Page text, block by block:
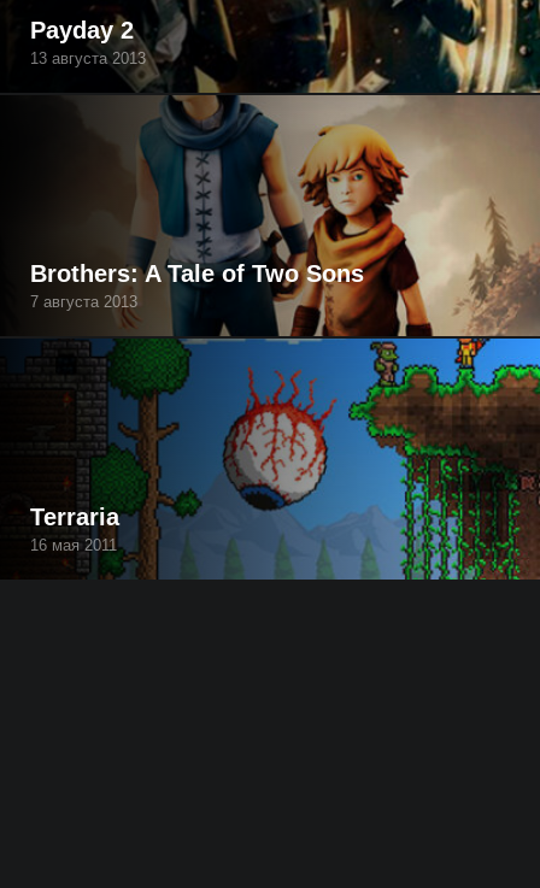
Payday 2
13 августа 2013
Brothers: A Tale of Two Sons
7 августа 2013
Terraria
16 мая 2011